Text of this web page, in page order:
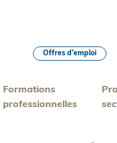
Formations
professionnelles
Offres d’emploi